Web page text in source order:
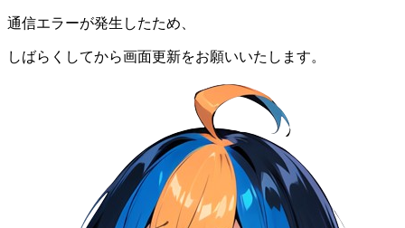
通信エラーが発生したため、
しばらくしてから画面更新をお願いいたします。